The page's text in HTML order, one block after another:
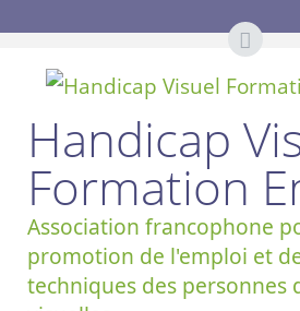
Handicap
Formation
Association francophone
promotion de l'emploi et
techniques des personnes